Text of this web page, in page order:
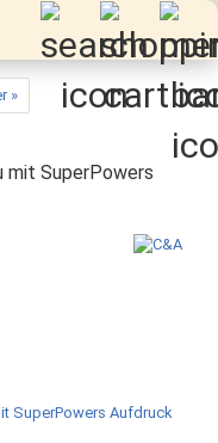
»
mit SuperPowers